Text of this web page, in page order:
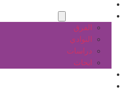
الفرق
النوادي
دراسات
ابحاث